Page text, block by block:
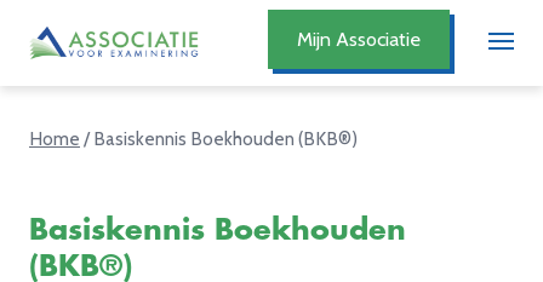
Mijn Associatie
Home /Basiskennis Boekhouden (BKB®)
Basiskennis Boekhouden
(BKB®)